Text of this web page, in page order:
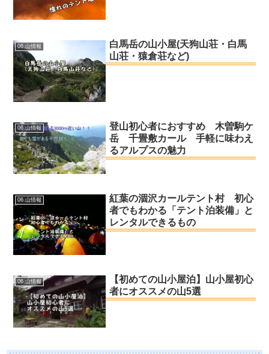
06.山情報
白馬岳の山小屋(天狗山荘・白馬
山荘・猿倉荘など)
06.山情報
登山初心者におすすめ 木曽駒ケ
岳 千畳敷カール 手軽に味わえ
るアルプスの魅力
06.山情報
紅葉の涸沢カールテント村 初心
者でもわかる「テント泊装備」と
レンタルできるもの
06.山情報
【初めての山小屋泊】山小屋初心
者にオススメの山5選